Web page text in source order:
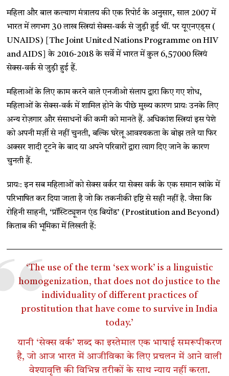
महिला और बाल कल्याण मंत्रालय की एक रिपोर्ट के अनुसार, साल 2007 में
भारत में लगभग 30 लाख स्त्रियां सेक्स-वर्क से जुड़ी हुई थीं. पर यूएनएड्स (
UNAIDS) [The Joint United Nations Programme on HIV
and AIDS] के 2016-2018 के सर्वे में भारत में कुल 6,57000 स्त्रियं
सेक्स-वर्क से जुड़ी हुई हैं.
महिलाओं के लिए काम करने वाले एनजीओ संलाप द्वारा किए गए शोध,
महिलाओं के सेक्स-वर्क में शामिल होने के पीछे मुख्य कारण प्रायः उनके लिए
अन्य रोज़गार और संसाधनों की कमी को मानते हैं. अधिकांश स्त्रियां इस पेशे
को अपनी मर्ज़ी से नहीं चुनती, बल्कि घरेलू आवश्यकता के बोझ तले या फिर
अक्सर शादी टूटने के बाद या अपने परिवारों द्वारा त्याग दिए जाने के कारण
चुनती हैं.
प्रायः: इन सब महिलाओं को सेक्स वर्कर या सेक्स वर्क के एक समान खांके में
परिभाषित कर दिया जाता है जो कि तकनीकी दृष्टि से सही नहीं है. जैसा कि
रोहिनी साहनी, ‘प्रॉस्टिट्यूशन एंड बियोंड’ (Prostitution and Beyond)
किताब की भूमिका में लिखती हैं:
‘The use of the term ‘sex work’ is a linguistic
homogenization, that does not do justice to the
individuality of different practices of
prostitution that have come to survive in India
today.’
यानी ‘सेक्स वर्क’ शब्द का इस्तेमाल एक भाषाई समरूपीकरण
है, जो आज भारत में आजीविका के लिए प्रचलन में आने वाली
वेश्यावृत्ति की विभिन्न तरीकों के साथ न्याय नहीं करता.